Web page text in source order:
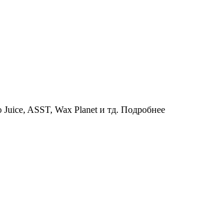
ASST, Wax Planet и тд. Подробнее